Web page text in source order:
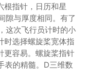
根指针，日历和星
隙与厚度相同。有了
这次飞行员计时的小
时选择螺旋桨宽体指
更容易。螺旋桨指针
表的精髓。D三维数